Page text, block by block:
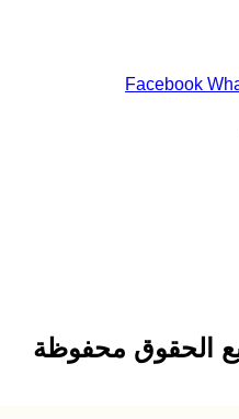
Facebook